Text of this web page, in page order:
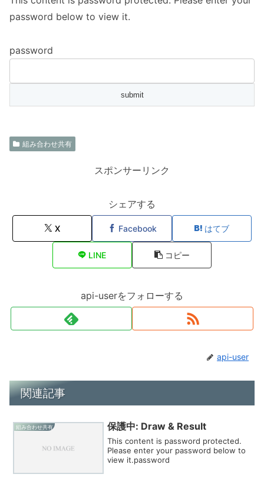
password below to view it.
password
組み合わせ共有
スポンサーリンク
シェアする
X Facebook はてブ
LINE コピー
api-userをフォローする
api-user
関連記事
組み合わせ共有 保護中: Draw & Result
This content is password protected.
Please enter your password below to
view it.password